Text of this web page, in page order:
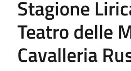
Stagione
Teatro delle
Cavalleria